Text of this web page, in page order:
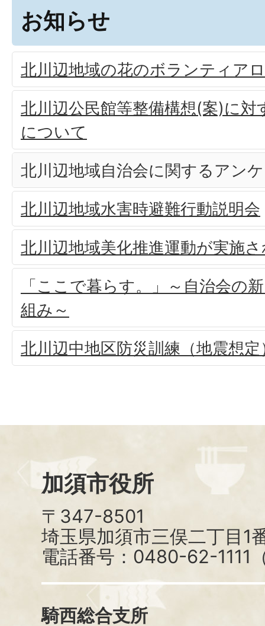
お知らせ
北川辺地域の花のボランティア
北川辺公民館等整備構想(案)に対
について
北川辺地域自治会に関するアン
北川辺地域水害時避難行動説明会
北川辺地域美化推進運動が実施
「ここで暮らす。」～自治会の
組み～
北川辺中地区防災訓練（地震想
加須市役所
〒347-8501
埼玉県加須市三俣二丁目1
電話番号：0480-62-1111
騎西総合支所